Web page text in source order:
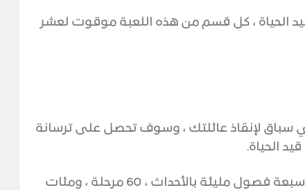
الحياة ، كل قسم من هذه اللعبة موقوت لعشر
العالم في سباق لإنقاذ عائلتك ، وسوف تحصل على ترسانة
الحياة.
اللعبة مليئة بالقصص والنهايات المتعددة ، سوف تكمل سبعة فصول مليئة بالأحداث ، 60 مرحلة ، ومئات